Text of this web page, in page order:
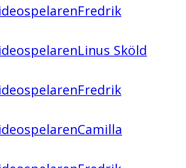
Fredrik
Linus Sköld
Fredrik
Camilla